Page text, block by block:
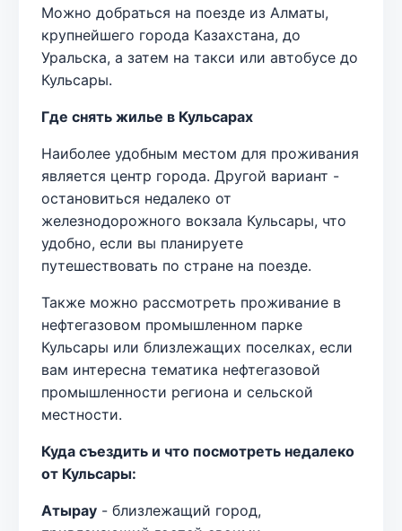
Можно добраться на поезде из Алматы,
крупнейшего города Казахстана, до
Уральска, а затем на такси или автобусе до
Кульсары.
Где снять жилье в Кульсарах
Наиболее удобным местом для проживания
является центр города. Другой вариант -
остановиться недалеко от
железнодорожного вокзала Кульсары, что
удобно, если вы планируете
путешествовать по стране на поезде.
Также можно рассмотреть проживание в
нефтегазовом промышленном парке
Кульсары или близлежащих поселках, если
вам интересна тематика нефтегазовой
промышленности региона и сельской
местности.
Куда съездить и что посмотреть недалеко
от Кульсары:
Атырау - близлежащий город,